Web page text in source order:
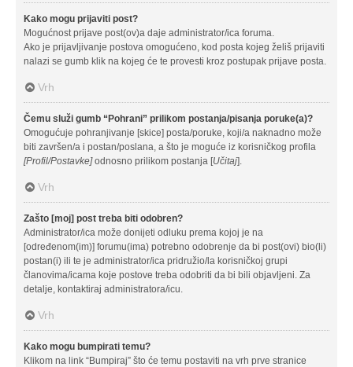
Kako mogu prijaviti post?
Mogućnost prijave post(ov)a daje administrator/ica foruma.
Ako je prijavljivanje postova omogućeno, kod posta kojeg želiš prijaviti
nalazi se gumb klik na kojeg će te provesti kroz postupak prijave posta.
Vrh
Čemu služi gumb “Pohrani” prilikom postanja/pisanja poruke(a)?
Omogućuje pohranjivanje [skice] posta/poruke, koji/a naknadno može
biti završen/a i postan/poslana, a što je moguće iz korisničkog profila
[Profil/Postavke]odnosno prilikom postanja [Učitaj].
Vrh
Zašto [moj] post treba biti odobren?
Administrator/ica može donijeti odluku prema kojoj je na
[određenom(im)] forumu(ima) potrebno odobrenje da bi post(ovi) bio(li)
postan(i) ili te je administrator/ica pridružio/la korisničkoj grupi
članovima/icama koje postove treba odobriti da bi bili objavljeni. Za
detalje, kontaktiraj administratora/icu.
Vrh
Kako mogu bumpirati temu?
Klikom na link “Bumpiraj” što će temu postaviti na vrh prve stranice